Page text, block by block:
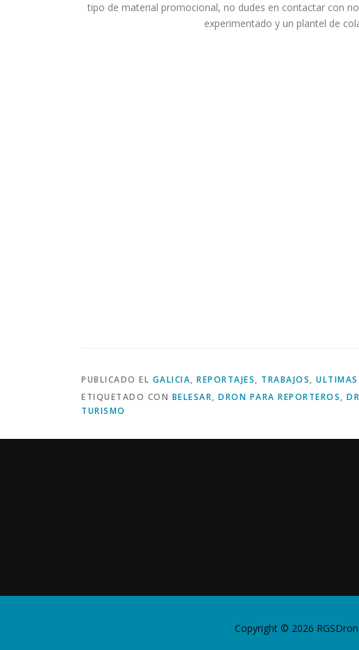
tipo de material promocional, no dudes en contactar con
experimentado y un plantel de
PUBLICADO EL GALICIA, REPORTAJES, TRABAJOS,
ETIQUETADO CON BELESAR, DRON PARA REPORTEROS,
TURISMO
Copyright © 2026